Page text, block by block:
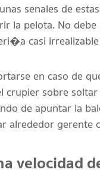
senales de
la pelota. No
casi
en caso de
crupier sobre
de apuntar la
alrededor
velocidad